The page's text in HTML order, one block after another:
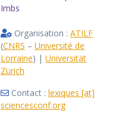
Imbs
Organisation : ATILF
(CNRS – Université de
Lorraine) | Universität
Zürich
Contact : lexiques [at]
sciencesconf.org